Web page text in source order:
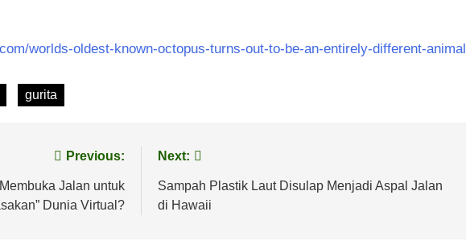
worlds-oldest-known-octopus-turns-out-to-be-an-entirely-different-animal
gurita
Previous:
Jalan untuk
Dunia Virtual?
Next:
Sampah Plastik Laut Disulap Menjadi Aspal Jalan
di Hawaii